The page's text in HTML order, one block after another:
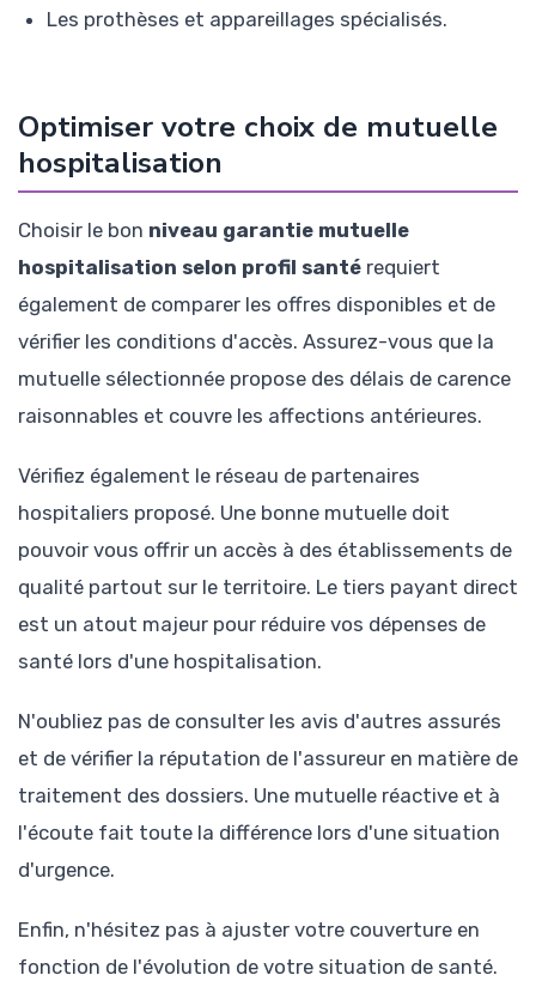
Les prothèses et appareillages spécialisés.
Optimiser votre choix de mutuelle
hospitalisation
Choisir le bon niveau garantie mutuelle
hospitalisation selon profil santé requiert
également de comparer les offres disponibles et de
vérifier les conditions d'accès. Assurez-vous que la
mutuelle sélectionnée propose des délais de carence
raisonnables et couvre les affections antérieures.
Vérifiez également le réseau de partenaires
hospitaliers proposé. Une bonne mutuelle doit
pouvoir vous offrir un accès à des établissements de
qualité partout sur le territoire. Le tiers payant direct
est un atout majeur pour réduire vos dépenses de
santé lors d'une hospitalisation.
N'oubliez pas de consulter les avis d'autres assurés
et de vérifier la réputation de l'assureur en matière de
traitement des dossiers. Une mutuelle réactive et à
l'écoute fait toute la différence lors d'une situation
d'urgence.
Enfin, n'hésitez pas à ajuster votre couverture en
fonction de l'évolution de votre situation de santé.